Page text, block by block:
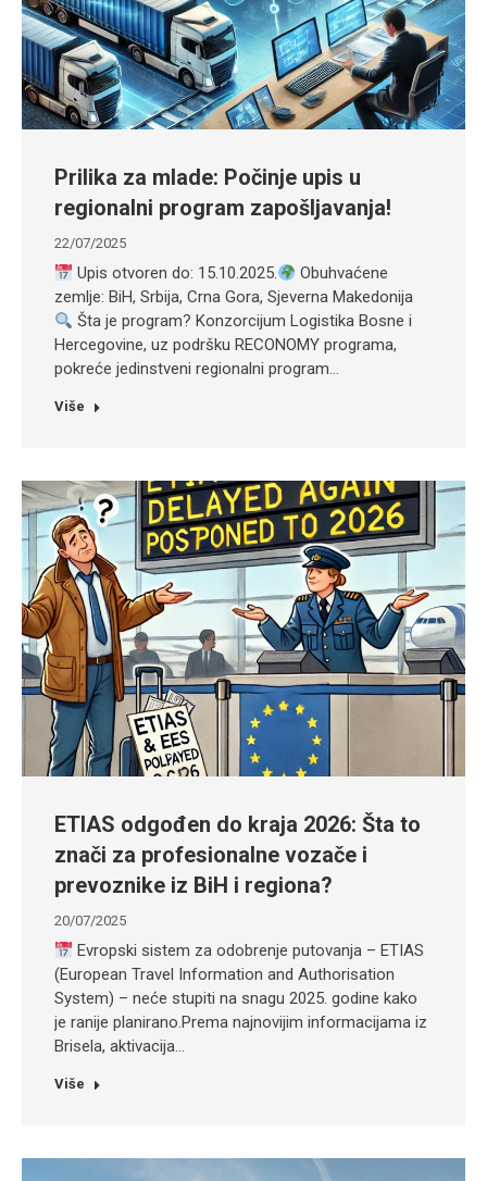
Prilika za mlade: Počinje upis u
regionalni program zapošljavanja!
22/07/2025
Upis otvoren do: 15.10.2025.
Obuhvaćene
zemlje: BiH, Srbija, Crna Gora, Sjeverna Makedonija
Šta je program? Konzorcijum Logistika Bosne i
Hercegovine, uz podršku RECONOMY programa,
pokreće jedinstveni regionalni program…
Više
ETIAS odgođen do kraja 2026: Šta to
znači za profesionalne vozače i
prevoznike iz BiH i regiona?
20/07/2025
Evropski sistem za odobrenje putovanja – ETIAS
(European Travel Information and Authorisation
System) – neće stupiti na snagu 2025. godine kako
je ranije planirano.Prema najnovijim informacijama iz
Brisela, aktivacija…
Više